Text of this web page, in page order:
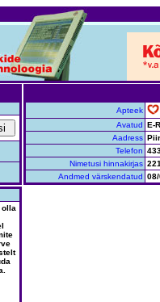
olla
Apteek
Avatud E-
Aadress
Telefon
Nimetusi hinnakirjas
Andmed värskendatud